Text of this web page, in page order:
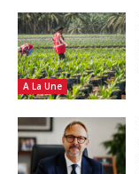
A La Une